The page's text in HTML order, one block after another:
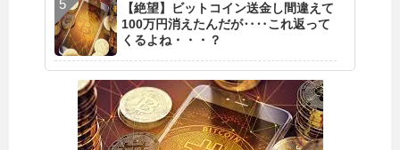
【絶望】ビットコイン送金し間違えて
100万円消えたんだが‥‥これ返って
くるよね・・・？